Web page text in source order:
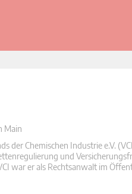
Main
der Chemischen Industrie e.V.
und
war er als Rechtsanwalt im